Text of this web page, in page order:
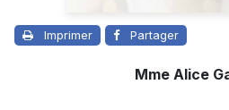
Imprimer Partager
Mme Alice